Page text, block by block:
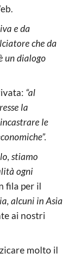
e da
che da
un dialogo
“al
la
le
stiamo
ogni
fila per il
alcuni in Asia
ai nostri
molto il